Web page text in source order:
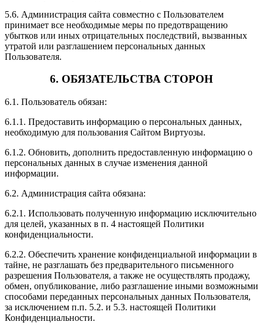
5.6. Администрация сайта совместно с Пользователем
принимает все необходимые меры по предотвращению
убытков или иных отрицательных последствий, вызванных
утратой или разглашением персональных данных
Пользователя.
6. ОБЯЗАТЕЛЬСТВА СТОРОН
6.1. Пользователь обязан:
6.1.1. Предоставить информацию о персональных данных,
необходимую для пользования Сайтом Виртуозы.
6.1.2. Обновить, дополнить предоставленную информацию о
персональных данных в случае изменения данной
информации.
6.2. Администрация сайта обязана:
6.2.1. Использовать полученную информацию исключительно
для целей, указанных в п. 4 настоящей Политики
конфиденциальности.
6.2.2. Обеспечить хранение конфиденциальной информации в
тайне, не разглашать без предварительного письменного
разрешения Пользователя, а также не осуществлять продажу,
обмен, опубликование, либо разглашение иными возможными
способами переданных персональных данных Пользователя,
за исключением п.п. 5.2. и 5.3. настоящей Политики
Конфиденциальности.